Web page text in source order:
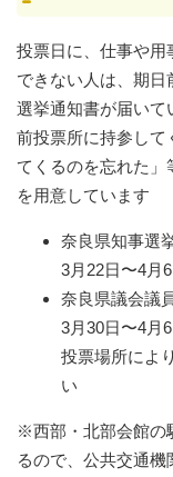
投票日に、仕事や用
できない人は、期日
選挙通知書が届いて
前投票所に持参して
てくるのを忘れた」
を用意しています
奈良県知事選
3月22日〜4月
奈良県議会議
3月30日〜4月
投票場所によ
い
※西部・北部会館の
るので、公共交通